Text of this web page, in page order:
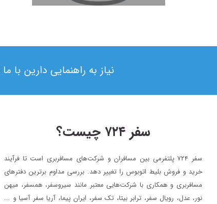
مشاهده ادامه مطلب
نیاز به راهنمایی دارین با
سفر ۷۲۴ چیست؟
سفر ۷۲۴ پلتفرمی بین مسافران و شرکت‌های مسافربری است تا فرآیند
خرید و فروش بلیط اتوبوس را تغییر دهد. بررسی مداوم برترین دفترهای
مسافربری و همکاری با شرکت‌هایی معتبر مانند سیروسفر، همسفر، میهن‌
نور، عدل، رویال سفر، ترابر بیتا، تک سفر، ایران پیما، آریا سفر آسیا و ...
حضور سفر۷۲۴ در دومین رویداد بهار کارآفرینان استارتاپی تبریز
سفر۷۲۴ خبر